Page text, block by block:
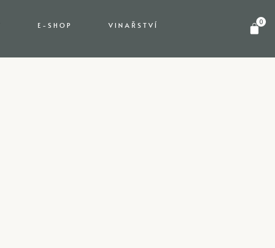
E-SHOP VINAŘSTVÍ 0